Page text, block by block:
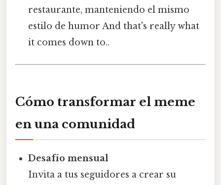
restaurante, manteniendo el mismo
estilo de humor And that's really what
it comes down to..
Cómo transformar el meme
en una comunidad
Desafío mensual
Invita a tus seguidores a crear su